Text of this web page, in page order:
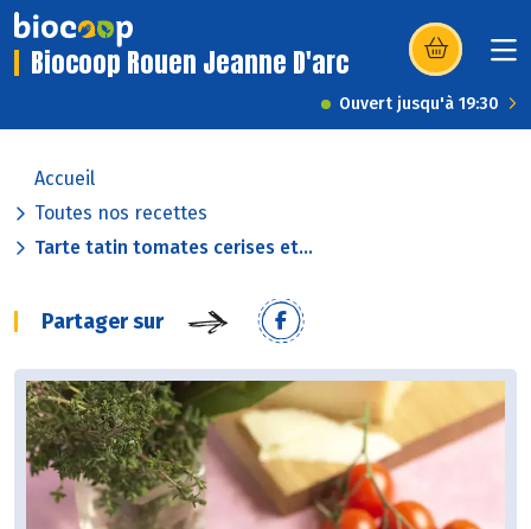
Biocoop Rouen Jeanne D'arc (s’ouvre dans
Ouvert jusqu'à 19:30
Accueil
Toutes nos recettes
Tarte tatin tomates cerises et...
Partager sur